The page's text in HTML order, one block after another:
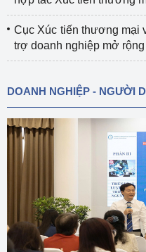
Cục Xúc tiến thương mại
trợ doanh nghiệp mở
DOANH NGHIỆP - NGƯỜI